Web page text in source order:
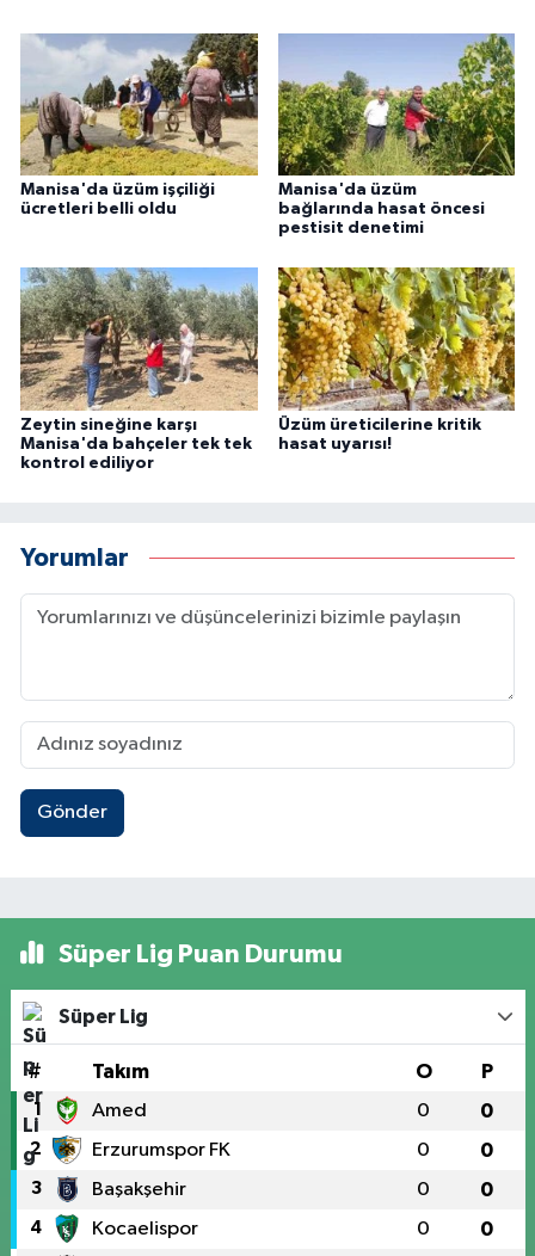
Manisa'da üzüm işçiliği
ücretleri belli oldu
Manisa'da üzüm
bağlarında hasat öncesi
pestisit denetimi
Zeytin sineğine karşı
Manisa'da bahçeler tek tek
kontrol ediliyor
Üzüm üreticilerine kritik
hasat uyarısı!
Yorumlar
Gönder
Süper Lig Puan Durumu
Süper Lig
# Takım O P
1 Amed 0 0
2 Erzurumspor FK 0 0
3 Başakşehir 0 0
4 Kocaelispor 0 0